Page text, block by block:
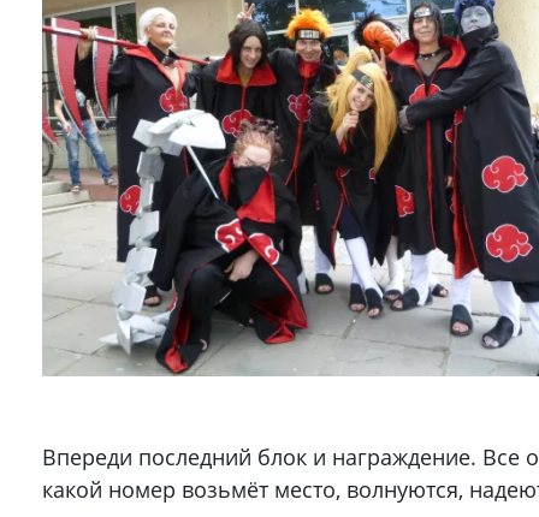
Впереди последний блок и награждение. Все
какой номер возьмёт место, волнуются,